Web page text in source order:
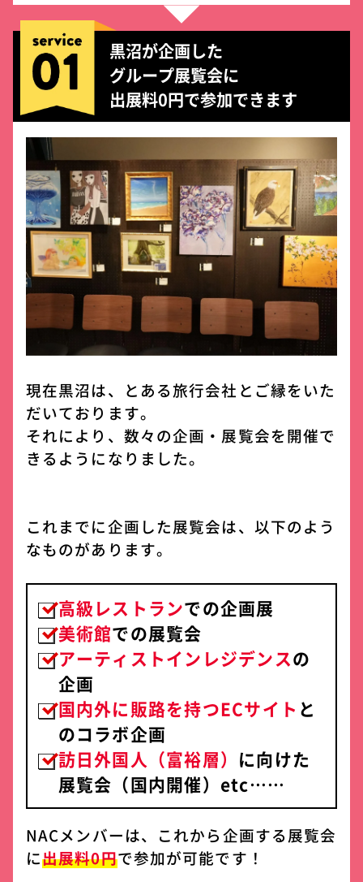
黒沼が企画した
グループ展覧会に
出展料0円で参加できます
現在黒沼は、とある旅行会社とご縁をいた
だいております。
それにより、数々の企画・展覧会を開催で
きるようになりました。
これまでに企画した展覧会は、以下のよう
なものがあります。
高級レストランでの企画展
美術館での展覧会
アーティストインレジデンスの
企画
国内外に販路を持つECサイト と
のコラボ企画
訪日外国人（富裕層） に向けた
展覧会（国内開催）etc……
NACメンバーは、これから企画する展覧会
に出展料0円で参加が可能です！